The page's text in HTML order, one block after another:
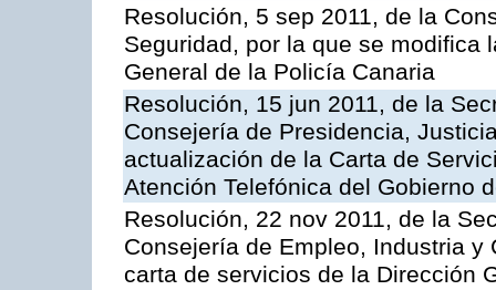
Resolución, 5 sep 2011, de la
Seguridad, por la que se modifica
General de la Policía Canaria
Resolución, 15 jun 2011, de la
Consejería de Presidencia,
actualización de la Carta de
Atención Telefónica del Gobierno
Resolución, 22 nov 2011, de la
Consejería de Empleo, Industria
carta de servicios de la Dirección